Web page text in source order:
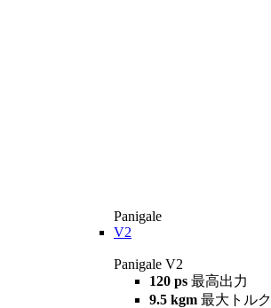
Panigale
V2
Panigale V2
120 ps 最高出力
9.5 kgm 最大トルク